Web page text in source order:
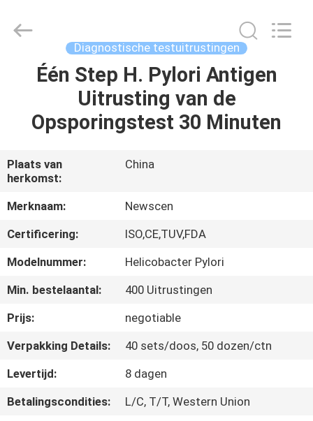
HUIS
PRODUCTEN
ONGEVEER
ONS
FABRIEKSREIS
CONTACTEER
ONS
PRODUCTS
CO.,LTD(WUHAN
Diagnostische testuitrustingen
Één Step H. Pylori Antigen
Uitrusting van de
Opsporingstest 30 Minuten
Plaats van
herkomst:
China
Merknaam:
Newscen
Certificering:
ISO,CE,TUV,FDA
Modelnummer:
Helicobacter Pylori
Min. bestelaantal:
400 Uitrustingen
Prijs:
negotiable
Verpakking Details:
40 sets/doos, 50 dozen/ctn
Levertijd:
8 dagen
Betalingscondities:
L/C, T/T, Western Union